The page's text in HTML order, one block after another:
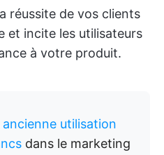
réussite de vos clients
et incite les utilisateurs
à votre produit.
ancienne utilisation
dans le marketing